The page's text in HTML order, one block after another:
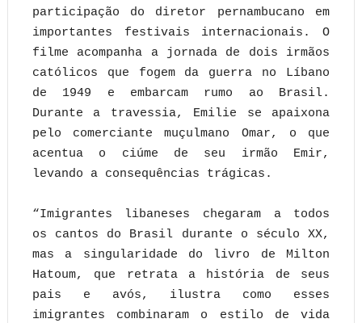
participação do diretor pernambucano em
importantes festivais internacionais. O
filme acompanha a jornada de dois irmãos
católicos que fogem da guerra no Líbano
de 1949 e embarcam rumo ao Brasil.
Durante a travessia, Emilie se apaixona
pelo comerciante muçulmano Omar, o que
acentua o ciúme de seu irmão Emir,
levando a consequências trágicas.
“Imigrantes libaneses chegaram a todos
os cantos do Brasil durante o século XX,
mas a singularidade do livro de Milton
Hatoum, que retrata a história de seus
pais e avós, ilustra como esses
imigrantes combinaram o estilo de vida